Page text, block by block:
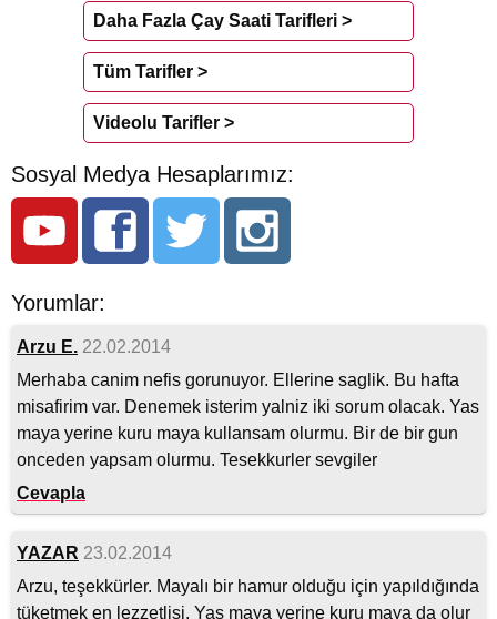
Daha Fazla Çay Saati Tarifleri >
Tüm Tarifler >
Videolu Tarifler >
Sosyal Medya Hesaplarımız:
Yorumlar:
Arzu E. 22.02.2014
Merhaba canim nefis gorunuyor. Ellerine saglik. Bu hafta
misafirim var. Denemek isterim yalniz iki sorum olacak. Yas
maya yerine kuru maya kullansam olurmu. Bir de bir gun
onceden yapsam olurmu. Tesekkurler sevgiler
Cevapla
YAZAR 23.02.2014
Arzu, teşekkürler. Mayalı bir hamur olduğu için yapıldığında
tüketmek en lezzetlisi, Yaş maya yerine kuru maya da olur